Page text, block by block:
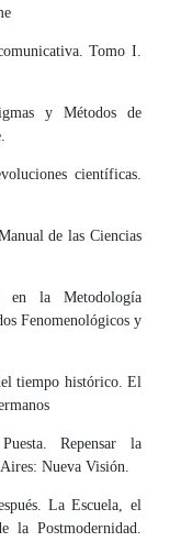
Tomo I.
y Métodos de
científicas.
de las Ciencias
la Metodología
Fenomenológicos y
tiempo histórico. El
Repensar la
Nueva Visión.
La Escuela, el
la Postmodernidad.